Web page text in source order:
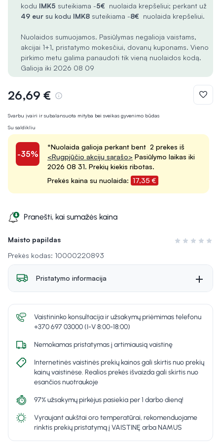
Maisto papildas
Įvertinimas 0
Prekės kodas: 10000220893
Svarbu įvairi ir subalansuota mityba bei sveikas gyvenimo būdas
Su saldikliu
-35%
*Nuolaida galioja perkant bent 2 prekes iš
<Rugpjūčio akcijų sąrašo> Pasiūlymo laikas iki
2026 08 31. Prekių kiekis ribotas.
Prekės kaina su nuolaida: 17,35 €
kodu IMK5 suteikiama -5€ nuolaida krepšeliui; perkant už
49 eur su kodu IMK8 suteikiama -8€ nuolaida krepšeliui.
Nuolaidos sumuojamos. Pasiūlymas negalioja vaistams,
akcijai 1+1, pristatymo mokesčiui, dovanų kuponams. Vieno
pirkimo metu galima panaudoti tik vieną nuolaidos kodą.
Galioja iki 2026 08 09
26,69 €
Pranešti, kai sumažės kaina
Pristatymo informacija
Vaistininko konsultacija ir užsakymų priėmimas telefonu
+370 697 03000 (I-V 8:00-18:00)
Nemokamas pristatymas į artimiausią vaistinę
Internetinės vaistinės prekių kainos gali skirtis nuo prekių
kainų vaistinėse. Realios prekės išvaizda gali skirtis nuo
esančios nuotraukoje
97% užsakymų pirkėjus pasiekia per 1 darbo dieną!
Vyraujant aukštai oro temperatūrai, rekomenduojame
rinktis prekių pristatymą į VAISTINĘ arba NAMUS